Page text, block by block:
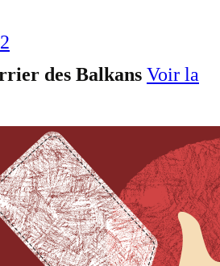
des Balkans Voir la